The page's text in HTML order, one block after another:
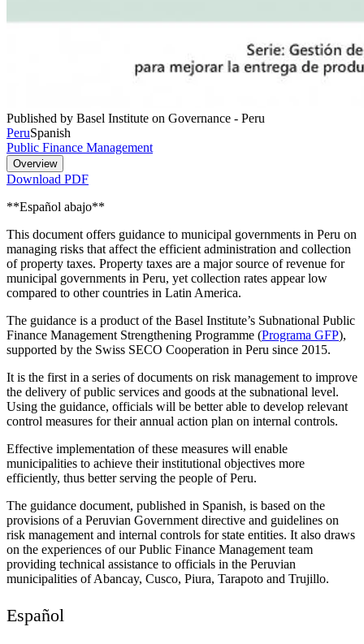
Published by Basel Institute on Governance - Peru
PeruSpanish
Public Finance Management
Overview
Download PDF
**Español abajo**
This document offers guidance to municipal governments in Peru on
managing risks that affect the efficient administration and collection
of property taxes. Property taxes are a major source of revenue for
municipal governments in Peru, yet collection rates appear low
compared to other countries in Latin America.
The guidance is a product of the Basel Institute’s Subnational Public
Finance Management Strengthening Programme (Programa GFP),
supported by the Swiss SECO Cooperation in Peru since 2015.
It is the first in a series of documents on risk management to improve
the delivery of public services and goods at the subnational level.
Using the guidance, officials will be better able to develop relevant
control measures for their annual action plan on internal controls.
Effective implementation of these measures will enable
municipalities to achieve their institutional objectives more
efficiently, thus better serving the people of Peru.
The guidance document, published in Spanish, is based on the
provisions of a Peruvian Government directive and guidelines on
risk management and internal controls for state entities. It also draws
on the experiences of our Public Finance Management team
providing technical assistance to officials in the Peruvian
municipalities of Abancay, Cusco, Piura, Tarapoto and Trujillo.
Español